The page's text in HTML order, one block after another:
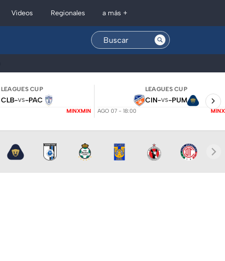
Videos Regionales a más +
LEAGUES CUP
CLB-VS-PAC
MINXMIN
LEAGUES CUP
CIN-VS-PUM
AGO 07 - 18:00